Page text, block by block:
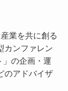
業を共に創る
カンファレン
」の企画・運
のアドバイザ